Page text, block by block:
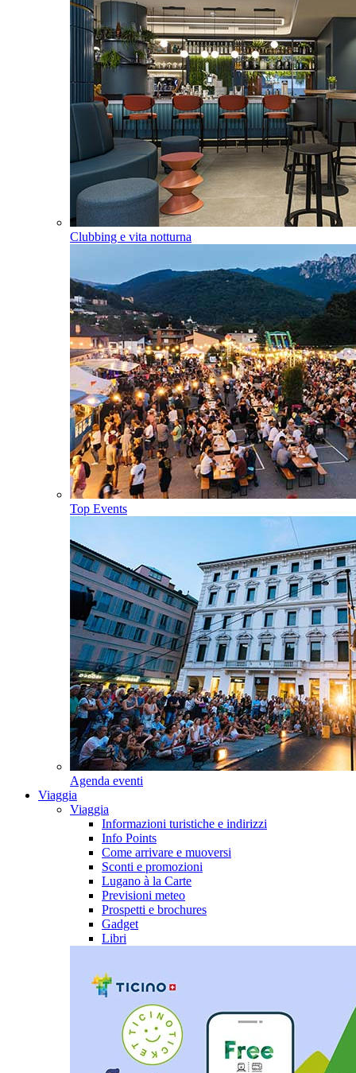
Clubbing e vita notturna
Top Events
Agenda eventi
Viaggia
Viaggia
Informazioni turistiche e indirizzi
Info Points
Come arrivare e muoversi
Sconti e promozioni
Lugano à la Carte
Previsioni meteo
Prospetti e brochures
Gadget
Libri